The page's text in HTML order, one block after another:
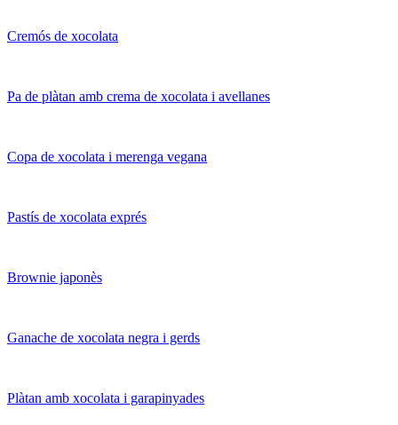
Cremós de xocolata
Pa de plàtan amb crema de xocolata i avellanes
Copa de xocolata i merenga vegana
Pastís de xocolata exprés
Brownie japonès
Ganache de xocolata negra i gerds
Plàtan amb xocolata i garapinyades